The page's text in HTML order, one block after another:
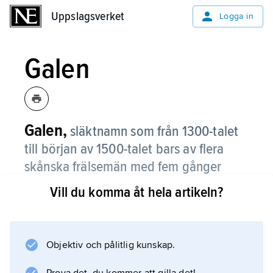
Uppslagsverket Logga in
Galen
Galen, släktnamn som från 1300-talet
till början av 1500-talet bars av flera
skånska frälsemän med fem gånger
delad sköld i vapnet, bl.a. riddarenTuve
Galen(död ca 1400), som var danskt
högste ämbetsman i Skåne.
Farbror till honom var ärkebiskopen i Lund
Vill du komma åt hela artikeln?
Objektiv och pålitlig kunskap.